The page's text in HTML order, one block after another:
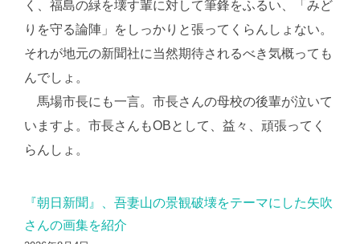
く、福島の緑を壊す輩に対して筆鋒をふるい、「みど
りを守る論陣」をしっかりと張ってくらんしょない。
それが地元の新聞社に当然期待されるべき気概っても
んでしょ。
馬場市長にも一言。市長さんの母校の後輩が泣いて
いますよ。市長さんもOBとして、益々、頑張ってく
らんしょ。
『朝日新聞』、吾妻山の景観破壊をテーマにした矢吹
さんの画集を紹介